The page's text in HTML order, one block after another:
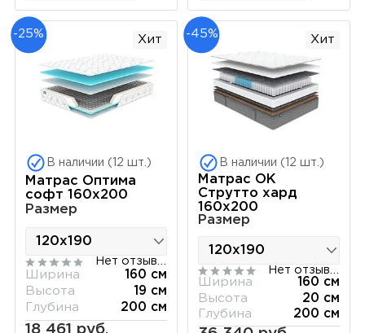
-25% Хит
В наличии (12 шт.)
Матрас Оптима
софт 160х200
Размер
Ширина
160 см
Высота
19 см
Глубина
200 см
18 461 руб.
-45% Хит
В наличии (12 шт.)
Матрас ОК
Струтто хард
160х200
Размер
Ширина
160 см
Высота
20 см
Глубина
200 см